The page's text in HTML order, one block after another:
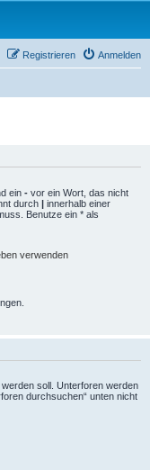
Anmelden
Registrieren
ein - vor ein Wort, das nicht
durch | innerhalb einer
Benutze ein * als
verwenden
soll. Unterforen werden
durchsuchen“ unten nicht